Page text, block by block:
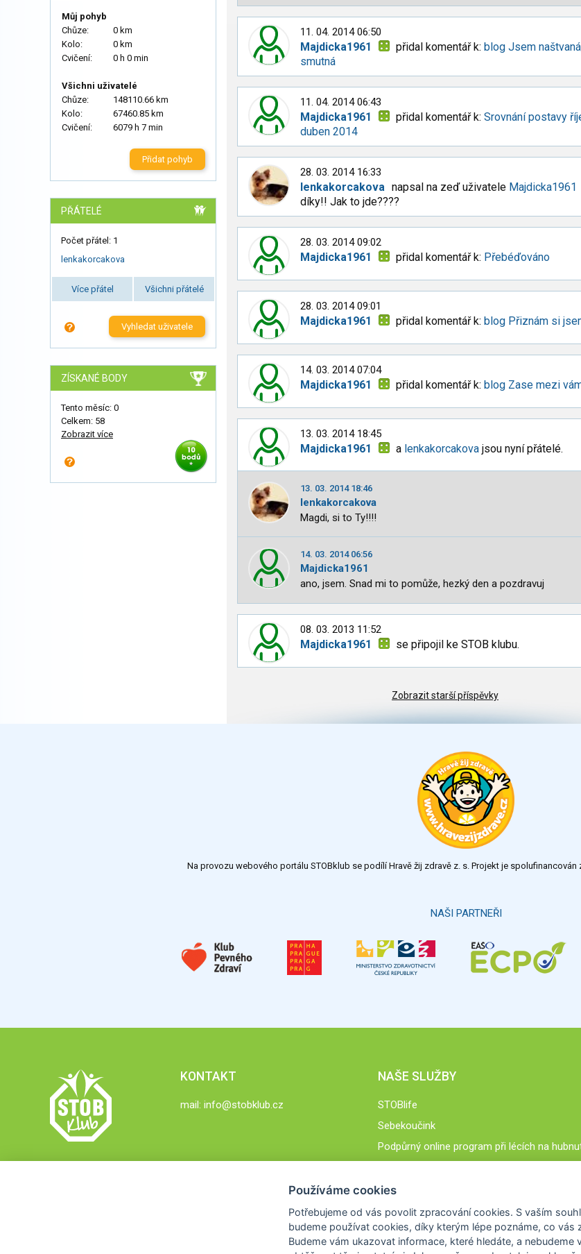
Můj pohyb
Chůze:
0 km
Kolo:
0 km
Cvičení:
0 h 0 min
Všichni uživatelé
Chůze:
148110.66 km
Kolo:
67460.85 km
Cvičení:
6079 h 7 min
Přidat pohyb
PŘÁTELÉ
Počet přátel: 1
lenkakorcakova
Více přátel Všichni přátelé
Vyhledat uživatele
ZÍSKANÉ BODY
Tento měsíc: 0
Celkem: 58
Zobrazit více
11. 04. 2014 06:50
Majdicka1961 přidal komentář k:blog Jsem
smutná
11. 04. 2014 06:43
Majdicka1961 přidal komentář k:Srovnání postavy
duben 2014
28. 03. 2014 16:33
lenkakorcakova napsal na zeď uživatele Majdicka1961
díky!! Jak to jde????
28. 03. 2014 09:02
Majdicka1961 přidal komentář k: Přebéďováno
28. 03. 2014 09:01
Majdicka1961 přidal komentář k:blog Přiznám si
14. 03. 2014 07:04
Majdicka1961 přidal komentář k:blog Zase mezi
13. 03. 2014 18:45
Majdicka1961 a lenkakorcakova jsou nyní přátelé.
13. 03. 2014 18:46
lenkakorcakova
Magdi, si to Ty!!!!
14. 03. 2014 06:56
Majdicka1961
ano, jsem. Snad mi to pomůže, hezký den a pozdravuj
08. 03. 2013 11:52
Majdicka1961 se připojil ke STOB klubu.
Zobrazit starší příspěvky
Na provozu webového portálu STOBklub se podílí Hravě žij zdravě z. s. Projekt je
NAŠI PARTNEŘI
KONTAKT
mail: info@stobklub.cz
NAŠE SLUŽBY
STOBlife
Sebekoučink
Podpůrný online program při lécích na
Používáme cookies
Potřebujeme od vás povolit zpracování cookies. S vaším
budeme používat cookies, díky kterým lépe poznáme, co vás
Budeme vám ukazovat informace, které hledáte, a nebudeme